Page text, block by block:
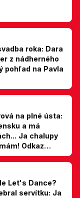
roka: Dara
z nádherného
pohľad na Pavla
na plné ústa:
a má
Ja chalupy
Odkaz
Let's Dance?
servítku: Ja